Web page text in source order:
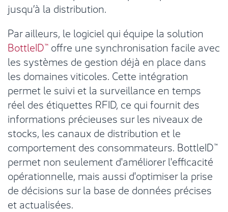
jusqu’à la distribution.
Par ailleurs, le logiciel qui équipe la solution
BottleID™offre une synchronisation facile avec
les systèmes de gestion déjà en place dans
les domaines viticoles. Cette intégration
permet le suivi et la surveillance en temps
réel des étiquettes RFID, ce qui fournit des
informations précieuses sur les niveaux de
stocks, les canaux de distribution et le
comportement des consommateurs. BottleID™
permet non seulement d'améliorer l'efficacité
opérationnelle, mais aussi d'optimiser la prise
de décisions sur la base de données précises
et actualisées.